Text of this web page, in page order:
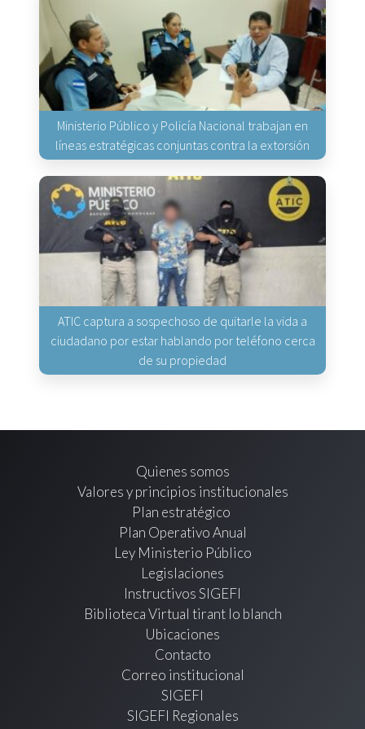
Ministerio Público y Policía Nacional trabajan en
líneas estratégicas conjuntas contra la extorsión
ATIC captura a sospechoso de quitarle la vida a
ciudadano por estar hablando por teléfono cerca
de su propiedad
Quienes somos
Valores y principios institucionales
Plan estratégico
Plan Operativo Anual
Ley Ministerio Público
Legislaciones
Instructivos SIGEFI
Biblioteca Virtual tirant lo blanch
Ubicaciones
Contacto
Correo institucional
SIGEFI
SIGEFI Regionales